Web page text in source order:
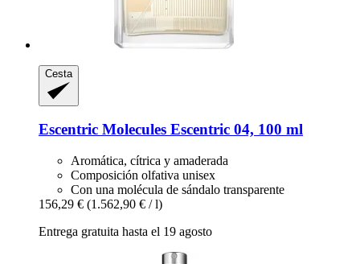
Cesta
Escentric Molecules Escentric 04, 100 ml
Aromática, cítrica y amaderada
Composición olfativa unisex
Con una molécula de sándalo transparente
156,29 € (1.562,90 € / l)
Entrega gratuita hasta el 19 agosto